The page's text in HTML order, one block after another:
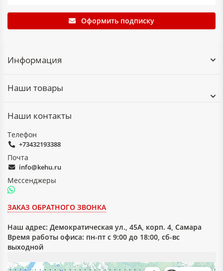
Оформить подписку
Информация
Наши товары
Наши контакты
Телефон
+73432193388
Почта
info@kehu.ru
Мессенджеры
ЗАКАЗ ОБРАТНОГО ЗВОНКА
Наш адрес: Демократическая ул., 45А, корп. 4, Самара
Время работы офиса: пн-пт с 9:00 до 18:00, сб-вс
выходной